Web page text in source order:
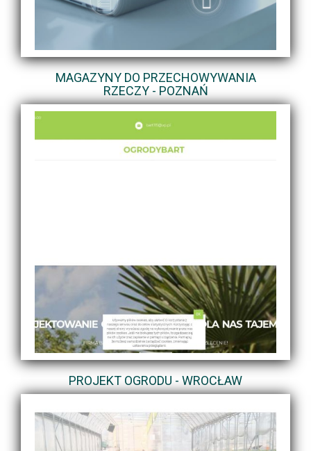
MAGAZYNY DO PRZECHOWYWANIA
RZECZY - POZNAŃ
PROJEKT OGRODU - WROCŁAW